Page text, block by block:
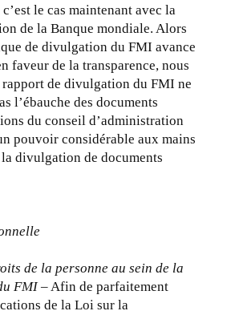
le cas maintenant avec la
de la Banque mondiale. Alors
de divulgation du FMI avance
faveur de la transparence, nous
rapport de divulgation du FMI ne
l’ébauche des documents
du conseil d’administration
pouvoir considérable aux mains
divulgation de documents
de la personne au sein de la
FMI– Afin de parfaitement
de la Loi sur la